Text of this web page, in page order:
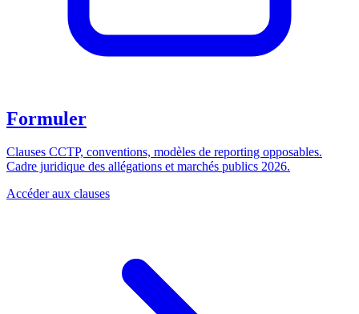
Formuler
Clauses CCTP, conventions, modèles de reporting opposables.
Cadre juridique des allégations et marchés publics 2026.
Accéder aux clauses